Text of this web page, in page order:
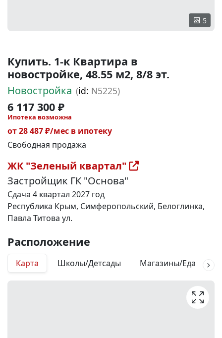
5
Купить. 1-к Квартира в
новостройке, 48.55 м2, 8/8 эт.
Новостройка (id: N5225)
6 117 300 ₽
Ипотека возможна
от 28 487 ₽/мес в ипотеку
Свободная продажа
ЖК "Зеленый квартал"
Застройщик ГК "Основа"
Сдача 4 квартал 2027 год
Республика Крым, Симферопольский, Белоглинка,
Павла Титова ул.
Расположение
Карта Школы/Детсады Магазины/Еда